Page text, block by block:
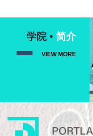
学院 •简介
VIEW MORE